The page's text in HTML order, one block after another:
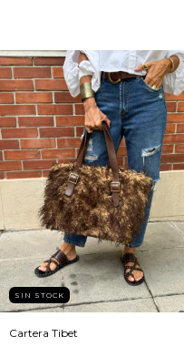
SIN STOCK
Cartera Tibet